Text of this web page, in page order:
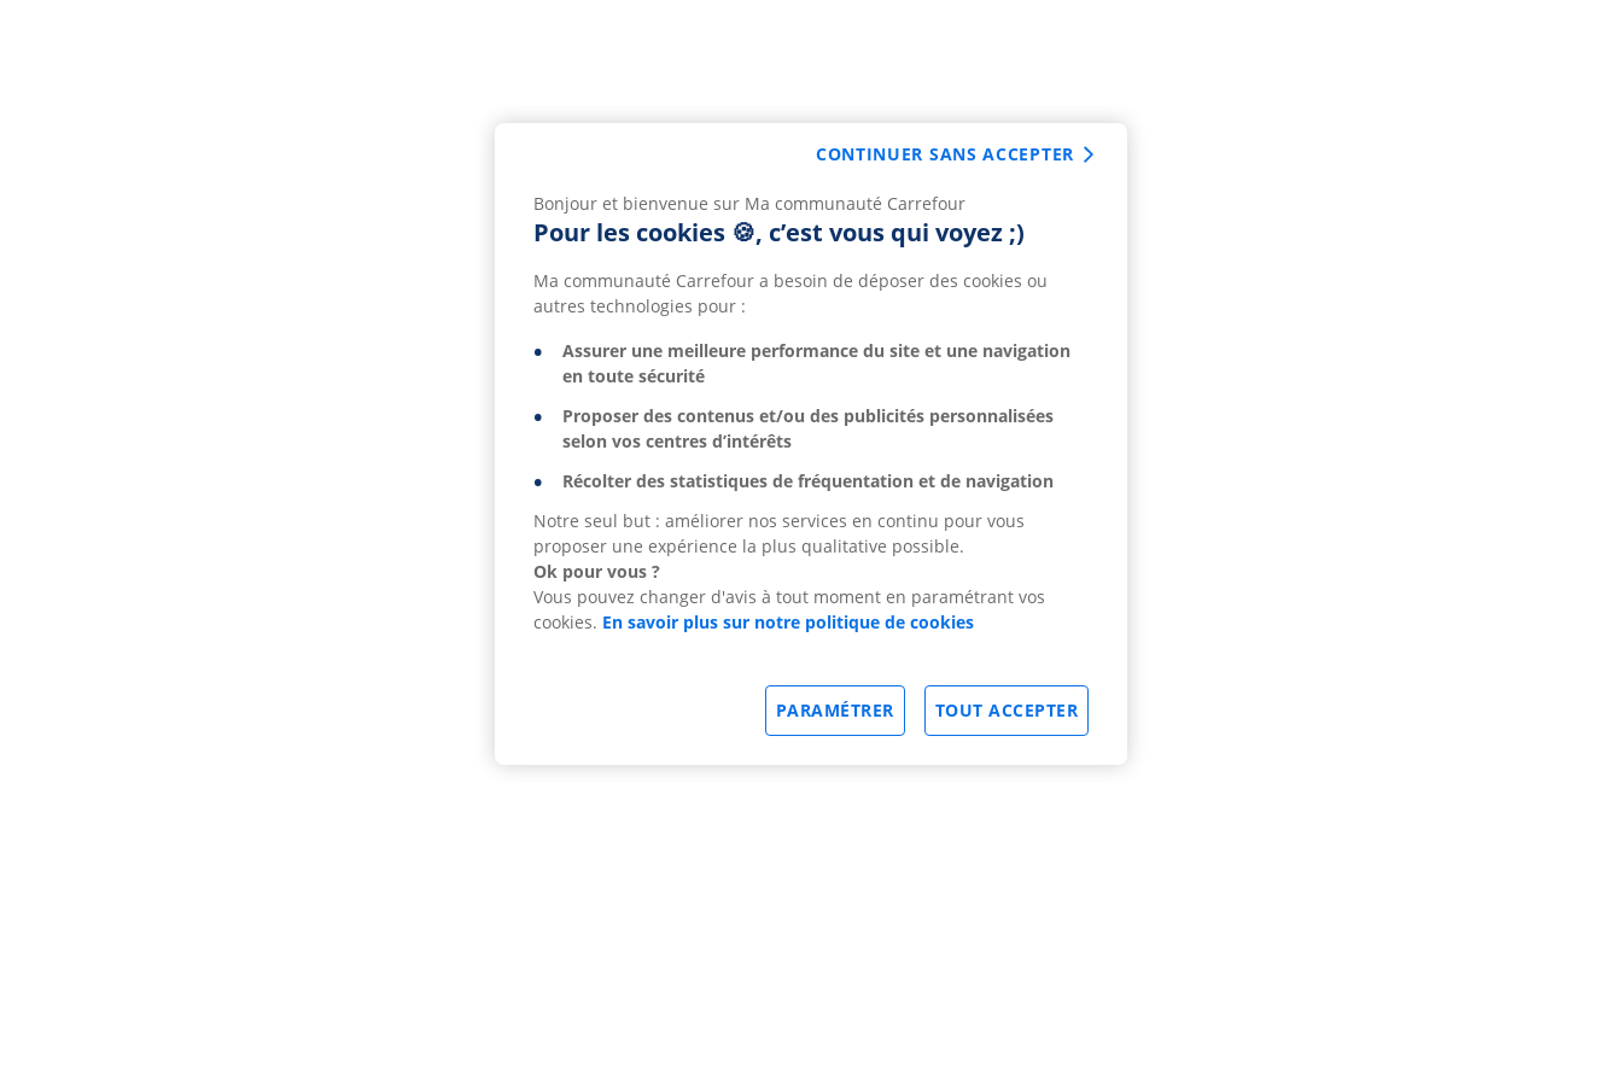
Bonjour et bienvenue sur Ma communauté Carrefour
Pour les cookies 🍪, c’est vous qui voyez ;)
Ma communauté Carrefour a besoin de déposer des cookies ou
autres technologies pour :
Assurer une meilleure performance du site et une navigation
en toute sécurité
Proposer des contenus et/ou des publicités personnalisées
selon vos centres d’intérêts
Récolter des statistiques de fréquentation et de navigation
Notre seul but : améliorer nos services en continu pour vous
proposer une expérience la plus qualitative possible.
Ok pour vous ?
Vous pouvez changer d'avis à tout moment en paramétrant vos
cookies. En savoir plus sur notre politique de cookies
TOUT ACCEPTER
PARAMÉTRER
CONTINUER SANS ACCEPTER